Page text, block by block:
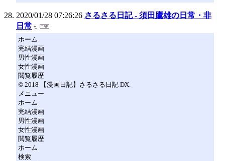
2020/01/28 07:26:26 さるさる日記 - 須田鷹雄の日常・非
日常
ホーム
完結漫画
男性漫画
女性漫画
閲覧履歴
© 2018 【漫画日記】さるさる日記 DX.
メニュー
ホーム
完結漫画
男性漫画
女性漫画
閲覧履歴
ホーム
検索